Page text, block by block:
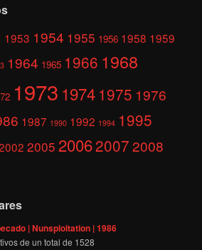
1953 1954 1955 1956 1958 1959
1964 1965 1966 1968
1973 1974 1975 1976
1987 1990 1992 1994 1995
2005 200620072008
| Nunsploitation | 1986
de un total de 1528